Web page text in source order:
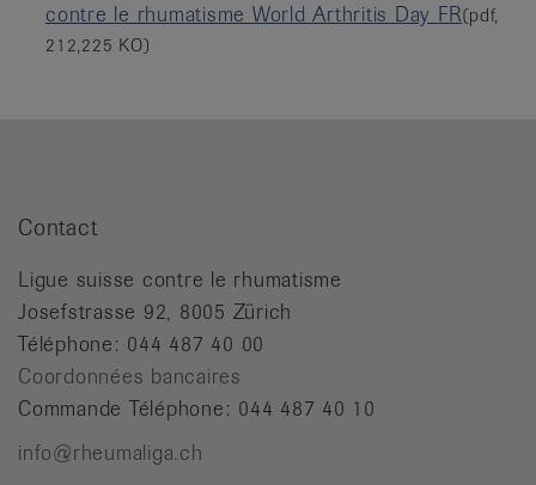
contre le rhumatisme World Arthritis Day FR(pdf,
212,225 KO)
Contact
Ligue suisse contre le rhumatisme
Josefstrasse 92, 8005 Zürich
Téléphone: 044 487 40 00
Coordonnées bancaires
Commande Téléphone: 044 487 40 10
info@rheumaliga.ch